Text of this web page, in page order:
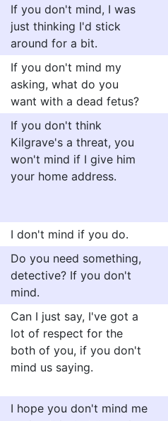
If you don't mind, I was
just thinking I'd stick
around for a bit.
If you don't mind my
asking, what do you
want with a dead fetus?
If you don't think
Kilgrave's a threat, you
won't mind if I give him
your home address.
I don't mind if you do.
Do you need something,
detective? If you don't
mind.
Can I just say, I've got a
lot of respect for the
both of you, if you don't
mind us saying.
I hope you don't mind me